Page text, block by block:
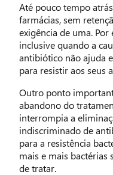
Até pouco tempo
farmácias, sem
exigência de uma.
inclusive quando a
antibiótico não ajuda
para resistir aos seus
Outro ponto
abandono do
interrompia a
indiscriminado de
para a resistência
mais e mais
de tratar.